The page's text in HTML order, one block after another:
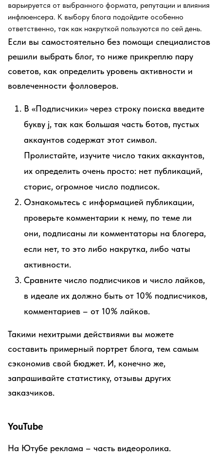
варьируется от выбранного формата, репутации и влияния
инфлюенсера. К выбору блога подойдите особенно
ответственно, так как накруткой пользуются по сей день.
Если вы самостоятельно без помощи специалистов
решили выбрать блог, то ниже прикреплю пару
советов, как определить уровень активности и
вовлеченности фолловеров.
В «Подписчики» через строку поиска введите
букву j, так как большая часть ботов, пустых
аккаунтов содержат этот символ.
Пролистайте, изучите число таких аккаунтов,
их определить очень просто: нет публикаций,
сторис, огромное число подписок.
Ознакомьтесь с информацией публикации,
проверьте комментарии к нему, по теме ли
они, подписаны ли комментаторы на блогера,
если нет, то это либо накрутка, либо чаты
активности.
Сравните число подписчиков и число лайков,
в идеале их должно быть от 10% подписчиков,
комментариев – от 10% лайков.
Такими нехитрыми действиями вы можете
составить примерный портрет блога, тем самым
сэкономив свой бюджет. И, конечно же,
запрашивайте статистику, отзывы других
заказчиков.
YouTube
На Ютубе реклама – часть видеоролика.